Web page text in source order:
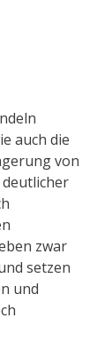
auch die
von
zwar
setzen
und